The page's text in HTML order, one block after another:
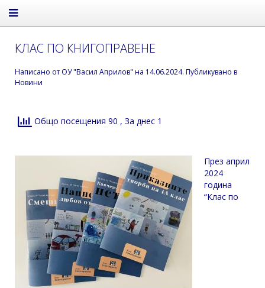
КЛАС ПО КНИГОПРАВЕНЕ
Написано от ОУ "Васил Априлов" на 14.06.2024. Публикувано в
Новини
Общо посещения 90 , За днес 1
През април
2024
година
“Клас по